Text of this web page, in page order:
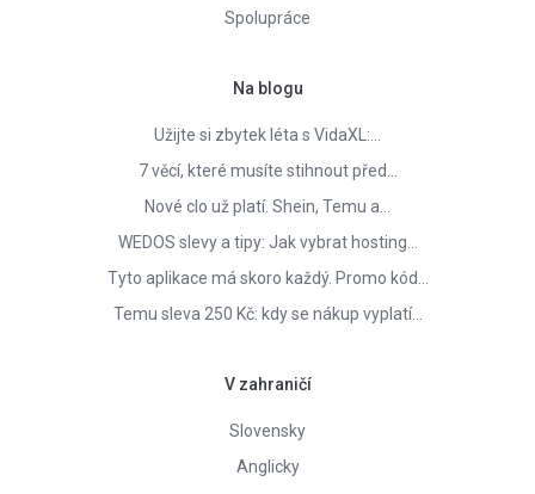
Spolupráce
Na blogu
Užijte si zbytek léta s VidaXL:…
7 věcí, které musíte stihnout před…
Nové clo už platí. Shein, Temu a…
WEDOS slevy a tipy: Jak vybrat hosting…
Tyto aplikace má skoro každý. Promo kód…
Temu sleva 250 Kč: kdy se nákup vyplatí…
V zahraničí
Slovensky
Anglicky